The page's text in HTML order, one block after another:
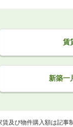
賃
新築一
及び物件購入額は記事